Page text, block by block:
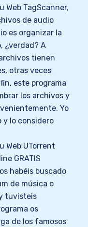
Web TagScanner,
de audio
es organizar la
¿verdad? A
tienen
otras veces
este programa
los archivos y
Yo
y lo considero
Web UTorrent
GRATIS
habéis buscado
de música o
tuvisteis
os
de los famosos